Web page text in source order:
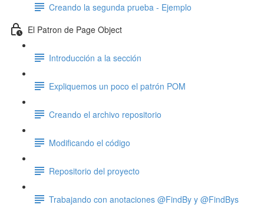
Creando la segunda prueba - Ejemplo
El Patron de Page Object
Introducción a la sección
Expliquemos un poco el patrón POM
Creando el archivo repositorio
Modificando el código
Repositorio del proyecto
Trabajando con anotaciones @FindBy y @FindBys